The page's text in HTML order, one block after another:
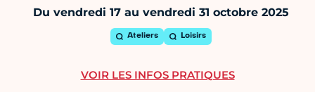
Du vendredi 17 au vendredi 31 octobre 2025
Ateliers Loisirs
VOIR LES INFOS PRATIQUES